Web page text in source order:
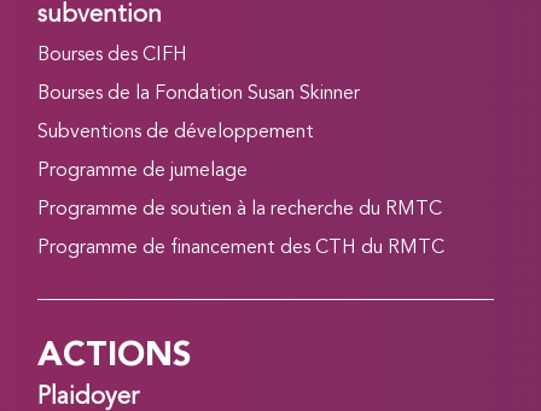
subvention
Bourses des CIFH
Bourses de la Fondation Susan Skinner
Subventions de développement
Programme de jumelage
Programme de soutien à la recherche du RMTC
Programme de financement des CTH du RMTC
ACTIONS
Plaidoyer